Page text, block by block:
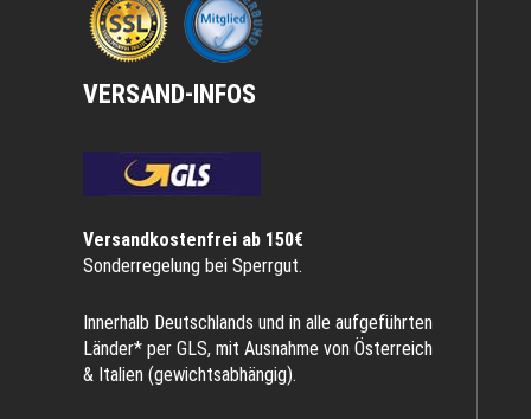
VERSAND-INFOS
Versandkostenfrei ab 150€
Sonderregelung bei Sperrgut.
Innerhalb Deutschlands und in alle aufgeführten
Länder* per GLS, mit Ausnahme von Österreich
& Italien (gewichtsabhängig).